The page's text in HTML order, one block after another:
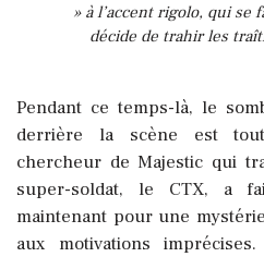
» à l’accent rigolo, qui
décide de trahir les
Pendant ce temps-là, le
derrière la scène est
chercheur de Majestic qui
super-soldat, le CTX, a
maintenant pour une
aux motivations